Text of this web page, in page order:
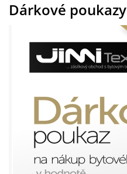
Dárkové poukazy